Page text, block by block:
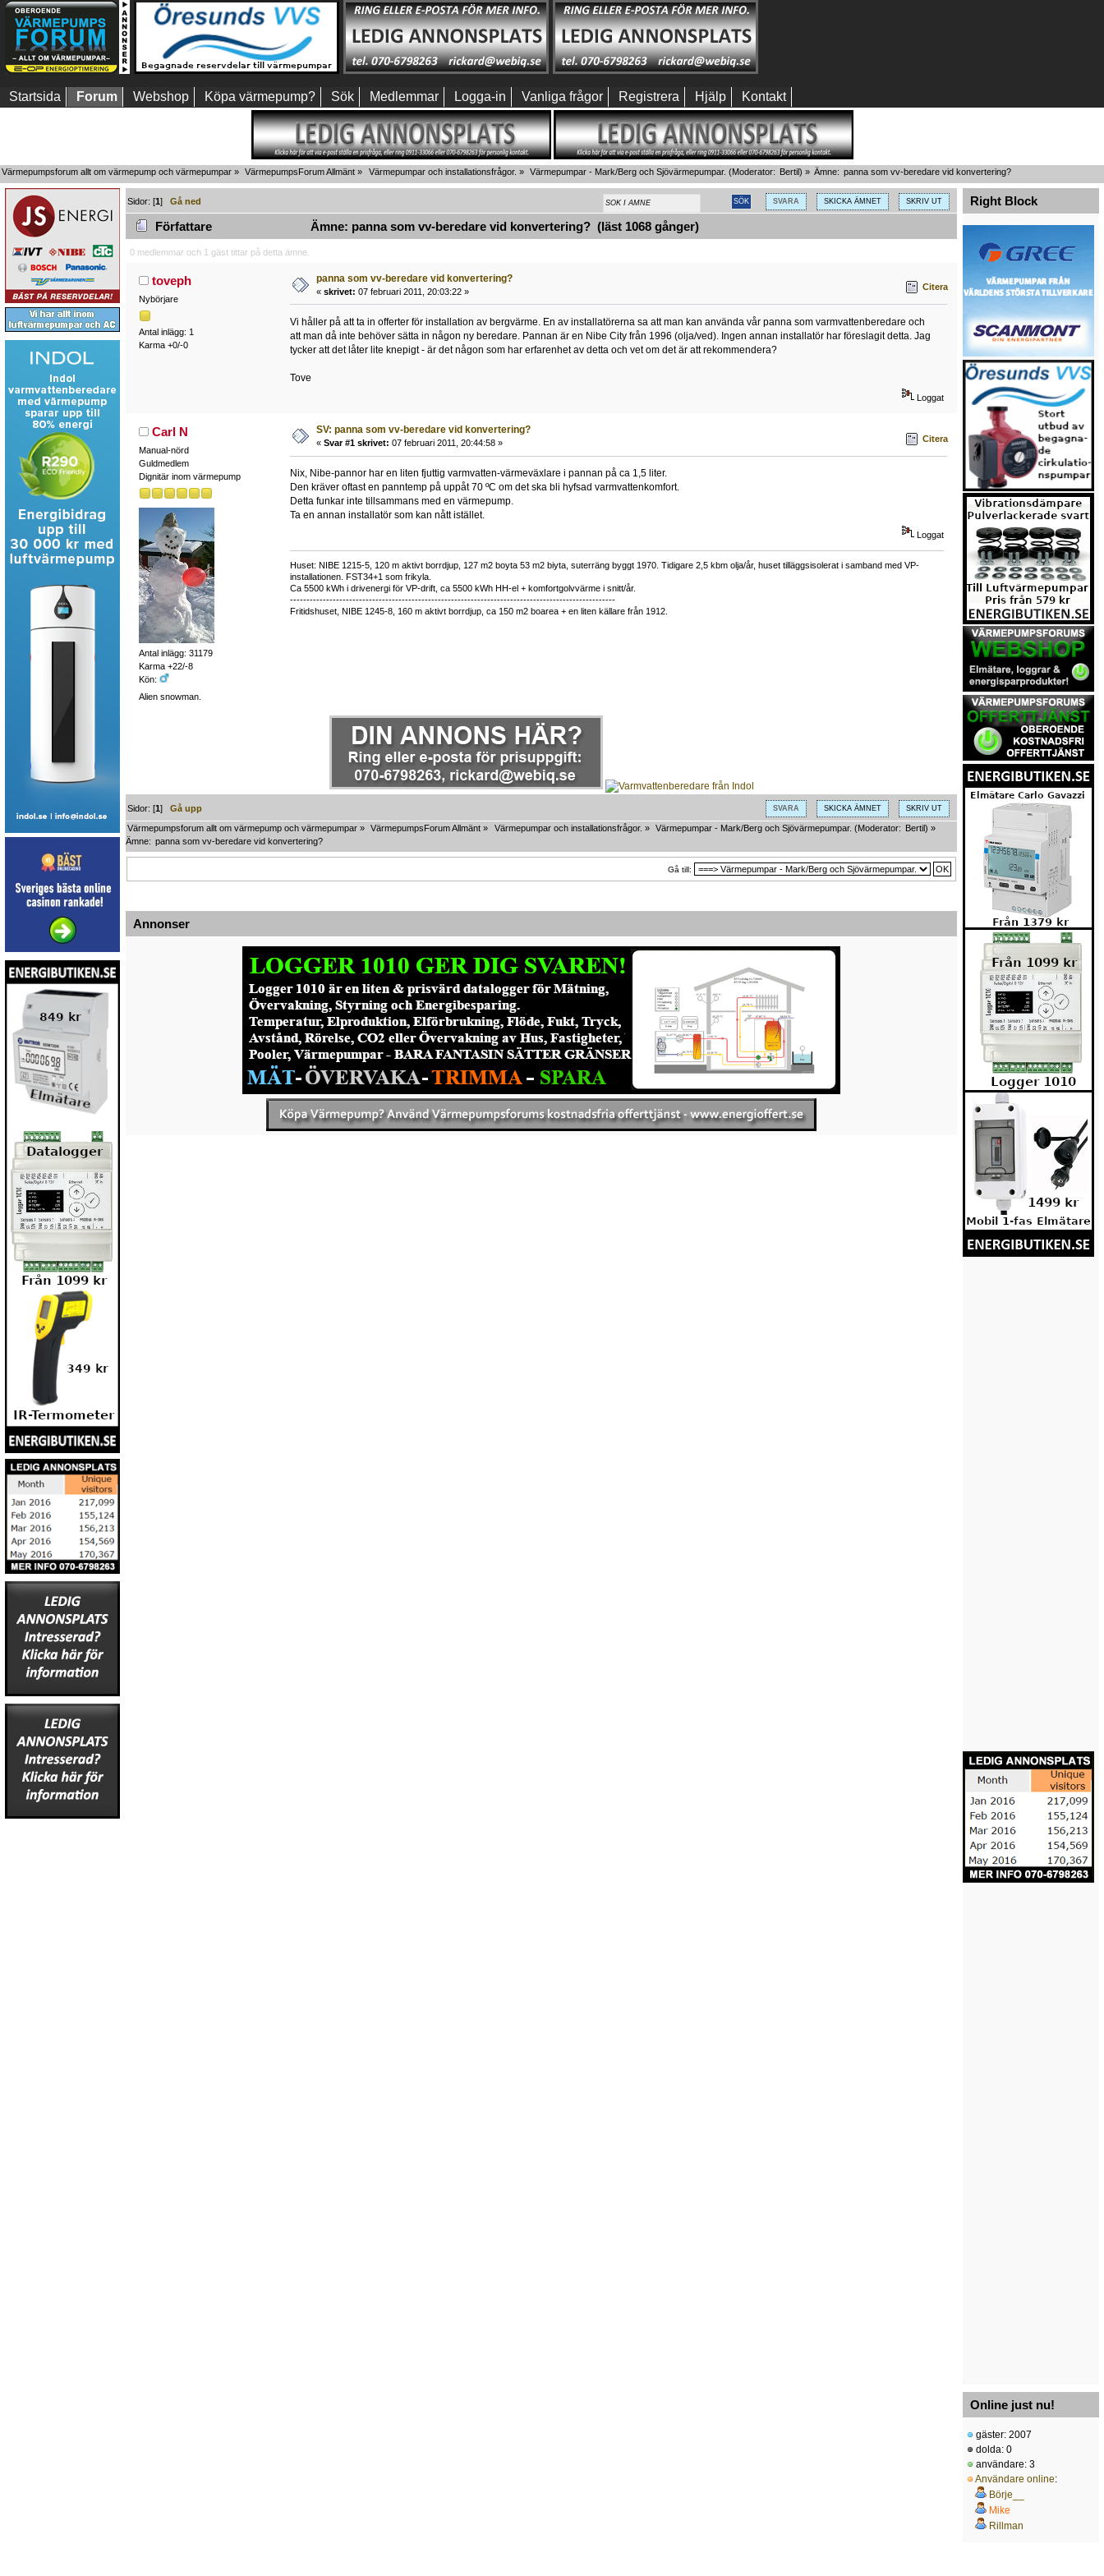
Startsida Forum Webshop Köpa värmepump? Sök Medlemmar Logga-in Vanliga frågor Registrera Hjälp Kontakt
Värmepumpsforum allt om värmepump och värmepumpar » VärmepumpsForum Allmänt » Värmepumpar och installationsfrågor. » Värmepumpar - Mark/Berg och Sjövärmepumpar. (Moderator: Bertil) » Ämne: panna som vv-beredare vid konvertering?
SVARA SKICKA ÄMNET SKRIV UT
Sidor: [1]Gå ned
Författare Ämne: panna som vv-beredare vid konvertering? (läst 1068 gånger)
0 medlemmar och 1 gäst tittar på detta ämne.
toveph
Nybörjare
Antal inlägg: 1
Karma +0/-0
panna som vv-beredare vid konvertering?
« skrivet: 07 februari 2011, 20:03:22 » Citera
Vi håller på att ta in offerter för installation av bergvärme. En av installatörerna sa att man kan använda vår panna som varmvattenberedare och
att man då inte behöver sätta in någon ny beredare. Pannan är en Nibe City från 1996 (olja/ved). Ingen annan installatör har föreslagit detta. Jag
tycker att det låter lite knepigt - är det någon som har erfarenhet av detta och vet om det är att rekommendera?
Tove
Loggat
Carl N
Manual-nörd
Guldmedlem
Dignitär inom värmepump
Antal inlägg: 31179
Karma +22/-8
Kön:
Alien snowman.
SV: panna som vv-beredare vid konvertering?
« Svar #1 skrivet: 07 februari 2011, 20:44:58 » Citera
Nix, Nibe-pannor har en liten fjuttig varmvatten-värmeväxlare i pannan på ca 1,5 liter.
Den kräver oftast en panntemp på uppåt 70 ºC om det ska bli hyfsad varmvattenkomfort.
Detta funkar inte tillsammans med en värmepump.
Ta en annan installatör som kan nått istället.
Loggat
Huset: NIBE 1215-5, 120 m aktivt borrdjup, 127 m2 boyta 53 m2 biyta, suterräng byggt 1970. Tidigare 2,5 kbm olja/år, huset tilläggsisolerat i samband med VP-
installationen. FST34+1 som frikyla.
Ca 5500 kWh i drivenergi för VP-drift, ca 5500 kWh HH-el + komfortgolvvärme i snitt/år.
---------------------------------------------------------------------------------------------------
Fritidshuset, NIBE 1245-8, 160 m aktivt borrdjup, ca 150 m2 boarea + en liten källare från 1912.
SVARA SKICKA ÄMNET SKRIV UT
Sidor: [1]Gå upp
Värmepumpsforum allt om värmepump och värmepumpar » VärmepumpsForum Allmänt » Värmepumpar och installationsfrågor. » Värmepumpar - Mark/Berg och Sjövärmepumpar. (Moderator: Bertil) »
Ämne: panna som vv-beredare vid konvertering?
Gå till:
Annonser
Right Block
Online just nu!
gäster: 2007
dolda: 0
användare: 3
Användare online:
Börje__
Mike
Rillman